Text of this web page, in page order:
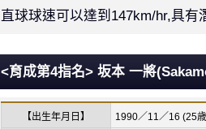
直球球速可以達到147km/hr,具有
<育成第4指名> 坂本 一將
【出生年月日】 1990／11／16 (25